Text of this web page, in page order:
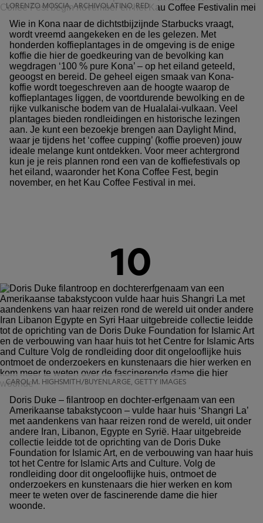
LORENZO MOSCIA, ARCHIVOLATINO, R​ED
Wie in Kona naar de dichtstbijzijnde Starbucks vraagt,
wordt vreemd aangekeken en de les gelezen. Met
honderden koffieplantages in de omgeving is de enige
koffie die hier de goedkeuring van de bevolking kan
wegdragen ‘100 % pure Kona’ – op het eiland geteeld,
geoogst en bereid. De geheel eigen smaak van Kona-
koffie wordt toegeschreven aan de hoogte waarop de
koffieplantages liggen, de voortdurende bewolking en de
rijke vulkanische bodem van de Hualalai-vulkaan. Veel
plantages bieden rondleidingen en historische lezingen
aan. Je kunt een bezoekje brengen aan Daylight Mind,
waar je tijdens het ‘coffee cupping’ (koffie proeven) jouw
ideale melange kunt ontdekken. Voor meer achtergrond
kun je je reis plannen rond een van de koffiefestivals op
het eiland, waaronder het Kona Coffee Fest, begin
november, en het Kau Coffee Festival in mei.
10
CAROL M. HIGHSMITH/BUYENLARGE, GETTY IMAGES
Doris Duke – filantroop en dochter-erfgenaam van een
Amerikaanse tabakstycoon – vulde haar huis ‘Shangri La’
met aandenkens van haar reizen rond de wereld, uit onder
andere Iran, Libanon, Egypte en Syrië. Haar uitgebreide
collectie leidde tot de oprichting van de Doris Duke
Foundation for Islamic Art, en de verbouwing van haar huis
tot het Centre for Islamic Arts and Culture. Volg de
rondleiding door dit ongelooflijke huis, ontmoet de
onderzoekers en kunstenaars die hier werken en kom
meer te weten over de fascinerende dame die hier
woonde.